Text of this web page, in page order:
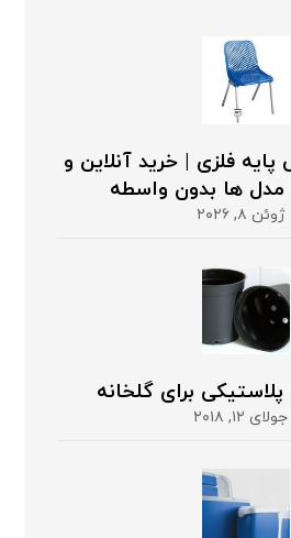
فلزی | خرید آنلاین و
مدل ها بدون واسطه
ژوئن ۸, ۲۰۲۶
برای گلخانه
جولای ۱۲, ۲۰۱۸